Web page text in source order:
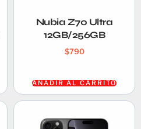
Nubia Z70 Ultra
12GB/256GB
$790
AÑADIR AL CARRITO